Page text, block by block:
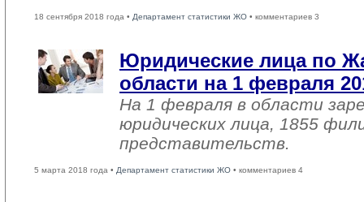
18 сентября 2018 года • Департамент статистики ЖО • комментариев 3
Юридические лица по
области на 1 февраля
На 1 февраля в области
юридических лица, 1855
представительств.
5 марта 2018 года • Департамент статистики ЖО • комментариев 4